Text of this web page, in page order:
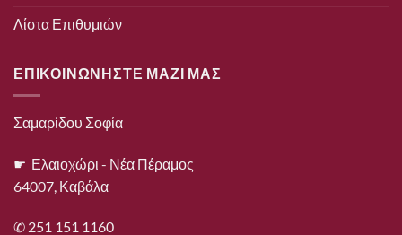
Λίστα Επιθυμιών
ΕΠΙΚΟΙΝΩΝΗΣΤΕ ΜΑΖΙ ΜΑΣ
Σαμαρίδου Σοφία
☛ Ελαιοχώρι - Νέα Πέραμος
64007, Καβάλα
✆ 251 151 1160